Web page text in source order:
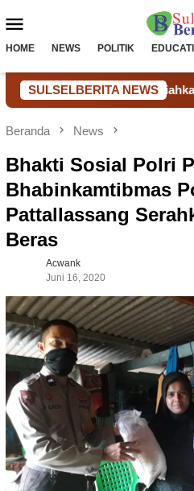
ke
Mobile
HOME NEWS POLITIK
SULSELBERITA NEWS
Takalar Meriahkan Jalan
Beranda News
Bhakti Sosial Polri
Bhabinkamtibmas
Pattallassang
Beras
Acwank
Juni 16, 2020